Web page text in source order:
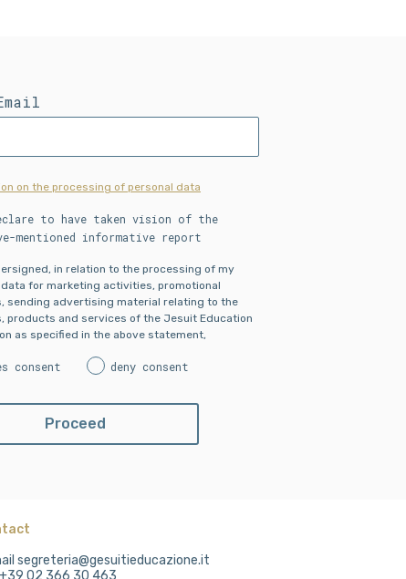
on the processing of personal data
to have taken vision of the
mentioned informative report
in relation to the processing of my
for marketing activities, promotional
sending advertising material relating to the
products and services of the Jesuit Education
as specified in the above statement,
consent deny consent
segreteria@gesuitieducazione.it